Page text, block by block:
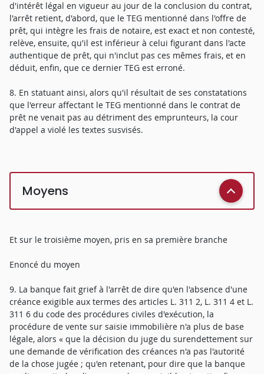
d'intérêt légal en vigueur au jour de la conclusion du contrat,
l'arrêt retient, d'abord, que le TEG mentionné dans l'offre de
prêt, qui intègre les frais de notaire, est exact et non contesté,
relève, ensuite, qu'il est inférieur à celui figurant dans l'acte
authentique de prêt, qui n'inclut pas ces mêmes frais, et en
déduit, enfin, que ce dernier TEG est erroné.
8. En statuant ainsi, alors qu'il résultait de ses constatations
que l'erreur affectant le TEG mentionné dans le contrat de
prêt ne venait pas au détriment des emprunteurs, la cour
d'appel a violé les textes susvisés.
Moyens
Et sur le troisième moyen, pris en sa première branche
Enoncé du moyen
9. La banque fait grief à l'arrêt de dire qu'en l'absence d'une
créance exigible aux termes des articles L. 311 2, L. 311 4 et L.
311 6 du code des procédures civiles d'exécution, la
procédure de vente sur saisie immobilière n'a plus de base
légale, alors « que la décision du juge du surendettement sur
une demande de vérification des créances n'a pas l'autorité
de la chose jugée ; qu'en retenant, pour dire que la banque